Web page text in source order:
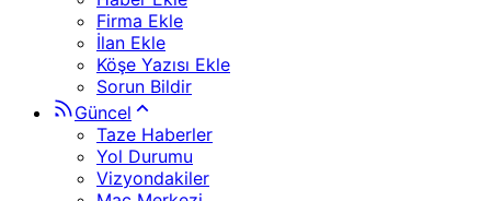
Firma Ekle
İlan Ekle
Köşe Yazısı Ekle
Sorun Bildir
Güncel
Taze Haberler
Yol Durumu
Vizyondakiler